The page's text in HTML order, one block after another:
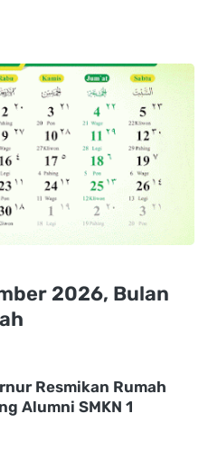
2026, Bulan
Resmikan Rumah
Alumni SMKN 1